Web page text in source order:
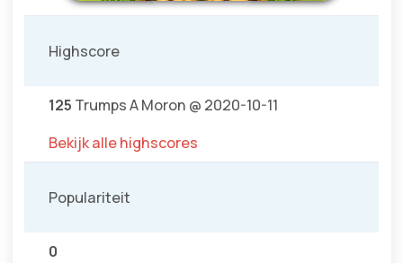
Highscore
125 Trumps A Moron @ 2020-10-11
Bekijk alle highscores
Populariteit
0